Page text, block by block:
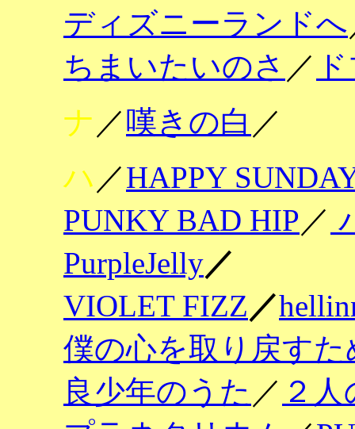
ディズニーランドへ
ちまいたいのさ ／
ナ ／嘆きの白 ／
ハ ／HAPPY
PUNKY BAD HIP／
PurpleJelly／
VIOLET FIZZ／
僕の心を取り戻すた
良少年のうた ／ ２